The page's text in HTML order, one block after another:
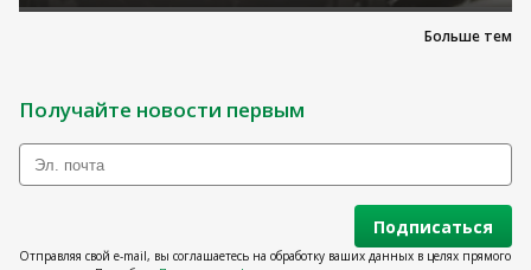
BioNike Triderm on mõeldud ülitundlikule ja
aitab rahustada ärritunud nahka, leevendada sügelust
ja tugevdada naha kaitsebarjääri.
BioNike Proxera on loodud äärmiselt kuivale ja
Больше тем
Получайте новости первым
Подписаться
Отправляя свой e-mail, вы соглашаетесь на обработку ваших данных в целях прямого